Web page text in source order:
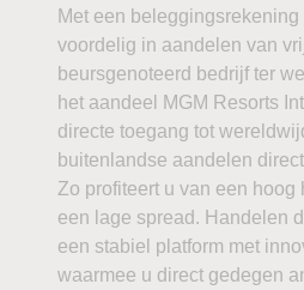
Met een
voordelig in aandelen van
beursgenoteerd bedrijf ter
het aandeel MGM Resorts
directe toegang tot
buitenlandse aandelen
Zo profiteert u van een hoog
een lage spread. Handelen
een stabiel platform met
waarmee u direct gedegen